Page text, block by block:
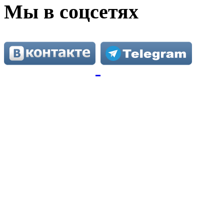
Мы в соцсетях